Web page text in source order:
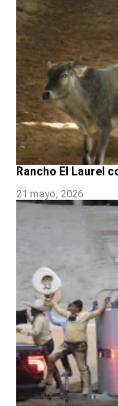
Rancho El Laurel
21 mayo, 2026